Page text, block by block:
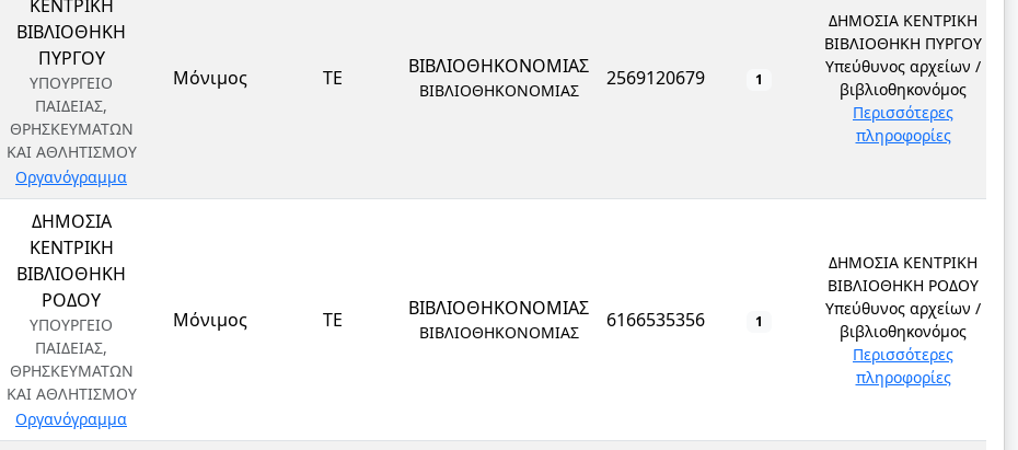
ΚΕΝΤΡΙΚΗ
ΒΙΒΛΙΟΘΗΚΗ
ΠΥΡΓΟΥ
ΥΠΟΥΡΓΕΙΟ
ΠΑΙΔΕΙΑΣ,
ΘΡΗΣΚΕΥΜΑΤΩΝ
ΚΑΙ ΑΘΛΗΤΙΣΜΟΥ
Οργανόγραμμα
Μόνιμος ΤΕ ΒΙΒΛΙΟΘΗΚΟΝΟΜΙΑΣ
ΒΙΒΛΙΟΘΗΚΟΝΟΜΙΑΣ
2569120679 1
ΔΗΜΟΣΙΑ ΚΕΝΤΡΙΚΗ
ΒΙΒΛΙΟΘΗΚΗ ΠΥΡΓΟΥ
Υπεύθυνος αρχείων /
βιβλιοθηκονόμος
Περισσότερες
πληροφορίες
ΔΗΜΟΣΙΑ
ΚΕΝΤΡΙΚΗ
ΒΙΒΛΙΟΘΗΚΗ
ΡΟΔΟΥ
ΥΠΟΥΡΓΕΙΟ
ΠΑΙΔΕΙΑΣ,
ΘΡΗΣΚΕΥΜΑΤΩΝ
ΚΑΙ ΑΘΛΗΤΙΣΜΟΥ
Οργανόγραμμα
Μόνιμος ΤΕ ΒΙΒΛΙΟΘΗΚΟΝΟΜΙΑΣ
ΒΙΒΛΙΟΘΗΚΟΝΟΜΙΑΣ
6166535356 1
ΔΗΜΟΣΙΑ ΚΕΝΤΡΙΚΗ
ΒΙΒΛΙΟΘΗΚΗ ΡΟΔΟΥ
Υπεύθυνος αρχείων /
βιβλιοθηκονόμος
Περισσότερες
πληροφορίες